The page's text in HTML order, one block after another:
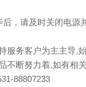
，请及时关闭电源
务客户为主主导,始
不断努力着,如有相
88807233